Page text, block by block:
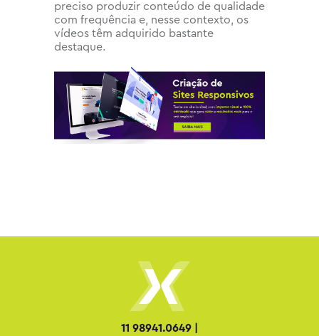
preciso produzir conteúdo de qualidade
com frequência e, nesse contexto, os
vídeos têm adquirido bastante
destaque.
11 98941.0649 |